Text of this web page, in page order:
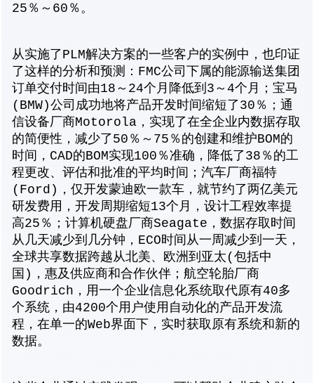
25％～60％。
从实施了PLM解决方案的一些客户的实例中，也印证
了这样的分析和预测：FMC公司下属的能源输送集团
订单交付时间由18～24个月降低到3～4个月；宝马
(BMW)公司成功地将产品开发时间缩短了30％；通
信设备厂商Motorola，实现了在全企业内数据存取
的简便性，减少了50％～75％的创建和维护BOM的
时间，CAD的BOM实现100％准确，降低了38％的工
程更改、评估和批准的平均时间；汽车厂商福特
(Ford)，仅开发蒙迪欧一款车，就节约了两亿美元
研发费用，开发周期缩短13个月，设计工程效率提
高25％；计算机硬盘厂商Seagate，数据存取时间
从几天减少到几分钟，ECO时间从一周减少到一天，
全球共享数据跨越从北美、欧洲到亚太(包括中
国)，惠及供应商和合作伙伴；航空轮胎厂商
Goodrich，用一个企业信息化系统取代原有40多
个系统，由4200个用户使用自动化的产品开发流
程，在单一的Web界面下，实时获取原有系统和新的
数据。